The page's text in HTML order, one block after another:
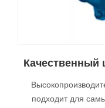
подходит для